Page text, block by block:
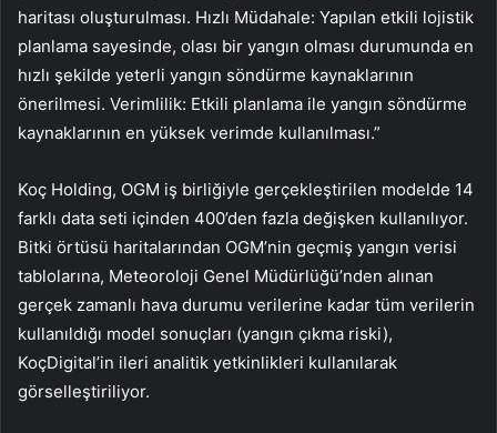
haritası oluşturulması. Hızlı Müdahale: Yapılan etkili lojistik
planlama sayesinde, olası bir yangın olması durumunda en
hızlı şekilde yeterli yangın söndürme kaynaklarının
önerilmesi. Verimlilik: Etkili planlama ile yangın söndürme
kaynaklarının en yüksek verimde kullanılması.”
Koç Holding, OGM iş birliğiyle gerçekleştirilen modelde 14
farklı data seti içinden 400’den fazla değişken kullanılıyor.
Bitki örtüsü haritalarından OGM’nin geçmiş yangın verisi
tablolarına, Meteoroloji Genel Müdürlüğü’nden alınan
gerçek zamanlı hava durumu verilerine kadar tüm verilerin
kullanıldığı model sonuçları (yangın çıkma riski),
KoçDigital’in ileri analitik yetkinlikleri kullanılarak
görselleştiriliyor.